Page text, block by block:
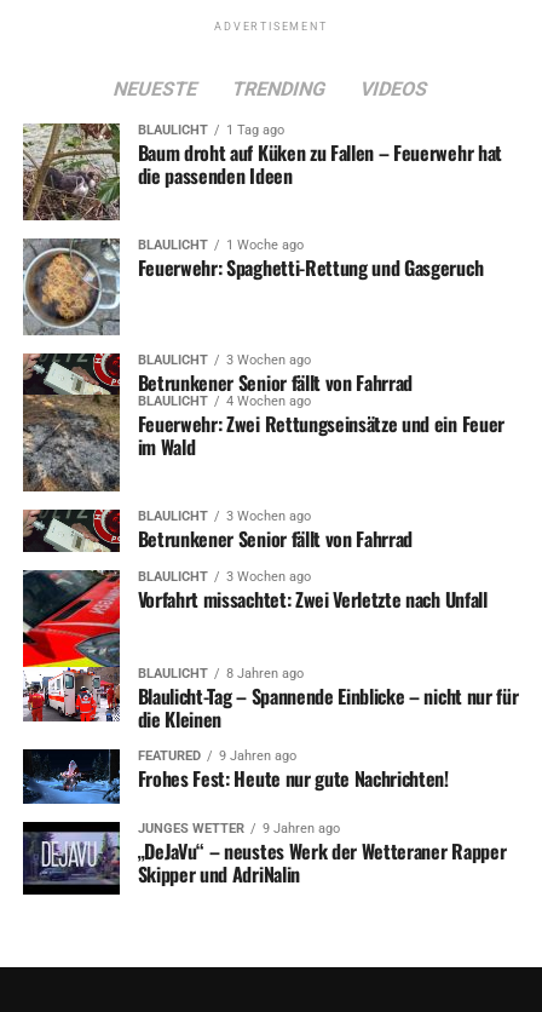
ADVERTISEMENT
NEUESTE TRENDING VIDEOS
BLAULICHT 1 Tag ago
Baum droht auf Küken zu Fallen – Feuerwehr hat
die passenden Ideen
BLAULICHT 1 Woche ago
Feuerwehr: Spaghetti-Rettung und Gasgeruch
BLAULICHT 3 Wochen ago
Betrunkener Senior fällt von Fahrrad
BLAULICHT 4 Wochen ago
Feuerwehr: Zwei Rettungseinsätze und ein Feuer
im Wald
BLAULICHT 3 Wochen ago
Betrunkener Senior fällt von Fahrrad
BLAULICHT 3 Wochen ago
Vorfahrt missachtet: Zwei Verletzte nach Unfall
BLAULICHT 8 Jahren ago
Blaulicht-Tag – Spannende Einblicke – nicht nur für
die Kleinen
FEATURED 9 Jahren ago
Frohes Fest: Heute nur gute Nachrichten!
JUNGES WETTER 9 Jahren ago
„DeJaVu“ – neustes Werk der Wetteraner Rapper
Skipper und AdriNalin